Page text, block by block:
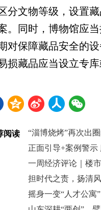
分文物等级，设置
。同时，博物馆应
对保障藏品安全的
损藏品应当设立专
阅读
“淄博烧烤”再次出
正面引导+案例警
一周经济评论｜楼
担时代之责，扬清
摇身一变“人才公寓